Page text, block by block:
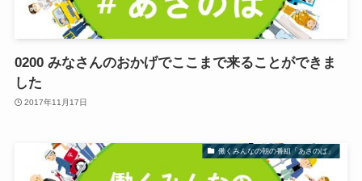
0200 みなさんのおかげでここまで来ることができま
した
2017年11月17日
働くみんなの朝の番組「あさのば」